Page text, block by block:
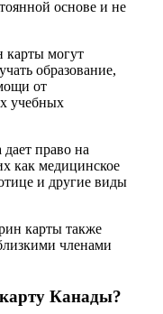
основе и не
карты могут
образование,
от
учебных
право на
как медицинское
и другие виды
карты также
членами
Канады?